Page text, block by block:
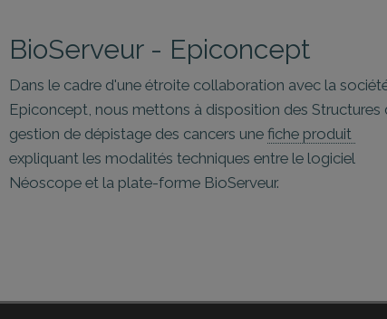
BioServeur - Epiconcept
Dans le cadre d'une étroite collaboration avec la
Epiconcept, nous mettons à disposition des Structures
gestion de dépistage des cancers une fiche produit
expliquant les modalités techniques entre le logiciel
Néoscope et la plate-forme BioServeur.